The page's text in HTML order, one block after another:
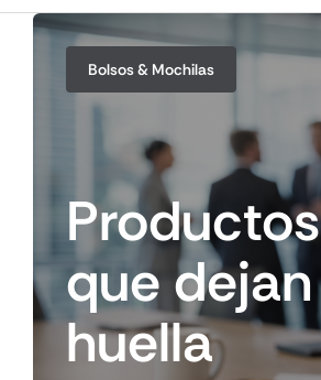
Bolsos & Mochilas
Productos
que dejan
huella